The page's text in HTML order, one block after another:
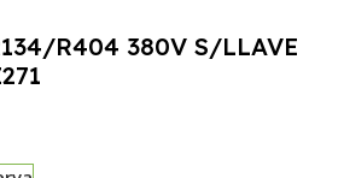
R404 380V S/LLAVE